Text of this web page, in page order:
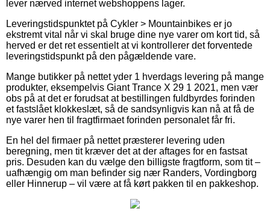
lever nærved internet webshoppens lager.
Leveringstidspunktet på Cykler > Mountainbikes er jo
ekstremt vital når vi skal bruge dine nye varer om kort tid, så
herved er det ret essentielt at vi kontrollerer det forventede
leveringstidspunkt på den pågældende vare.
Mange butikker på nettet yder 1 hverdags levering på mange
produkter, eksempelvis Giant Trance X 29 1 2021, men vær
obs på at det er forudsat at bestillingen fuldbyrdes forinden
et fastslået klokkeslæt, så de sandsynligvis kan nå at få de
nye varer hen til fragtfirmaet forinden personalet får fri.
En hel del firmaer på nettet præsterer levering uden
beregning, men tit kræver det at der aftages for en fastsat
pris. Desuden kan du vælge den billigste fragtform, som tit –
uafhængig om man befinder sig nær Randers, Vordingborg
eller Hinnerup – vil være at få kørt pakken til en pakkeshop.